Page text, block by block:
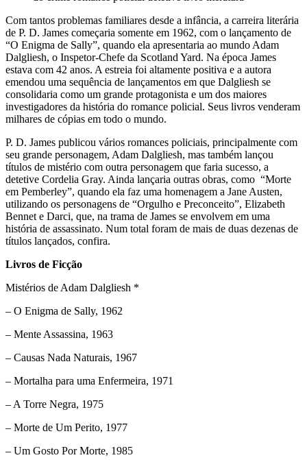
Com tantos problemas familiares desde a infância, a carreira literária
de P. D. James começaria somente em 1962, com o lançamento de
“O Enigma de Sally”, quando ela apresentaria ao mundo Adam
Dalgliesh, o Inspetor-Chefe da Scotland Yard. Na época James
estava com 42 anos. A estreia foi altamente positiva e a autora
emendou uma sequência de lançamentos em que Dalgliesh se
consolidaria como um grande protagonista e um dos maiores
investigadores da história do romance policial. Seus livros venderam
milhares de cópias em todo o mundo.
P. D. James publicou vários romances policiais, principalmente com
seu grande personagem, Adam Dalgliesh, mas também lançou
títulos de mistério com outra personagem que faria sucesso, a
detetive Cordelia Gray. Ainda lançaria outras obras, como “Morte
em Pemberley”, quando ela faz uma homenagem a Jane Austen,
utilizando os personagens de “Orgulho e Preconceito”, Elizabeth
Bennet e Darci, que, na trama de James se envolvem em uma
história de assassinato. Num total foram de mais de duas dezenas de
títulos lançados, confira.
Livros de Ficção
Mistérios de Adam Dalgliesh *
– O Enigma de Sally, 1962
– Mente Assassina, 1963
– Causas Nada Naturais, 1967
– Mortalha para uma Enfermeira, 1971
– A Torre Negra, 1975
– Morte de Um Perito, 1977
– Um Gosto Por Morte, 1985